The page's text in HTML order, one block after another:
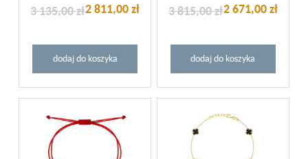
2 811,00 zł
3 135,00 zł
dodaj do koszyka
2 671,00 zł
3 815,00 zł
dodaj do koszyka